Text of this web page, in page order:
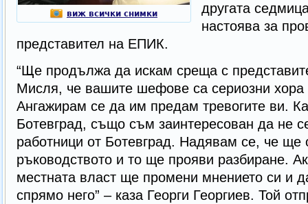
виж всички снимки
другата
настоява за
представител на ЕПИК.
“Ще продължа да искам среща с
Мисля, че вашите шефове са сериозни хора
Ангажирам се да им предам тревогите ви.
Ботевград, също съм заинтересован да не
работници от Ботевград. Надявам се, че ще
ръководството и то ще прояви разбиране.
местната власт ще промени мнението си и
спрямо него” – каза Георги Георгиев. Той